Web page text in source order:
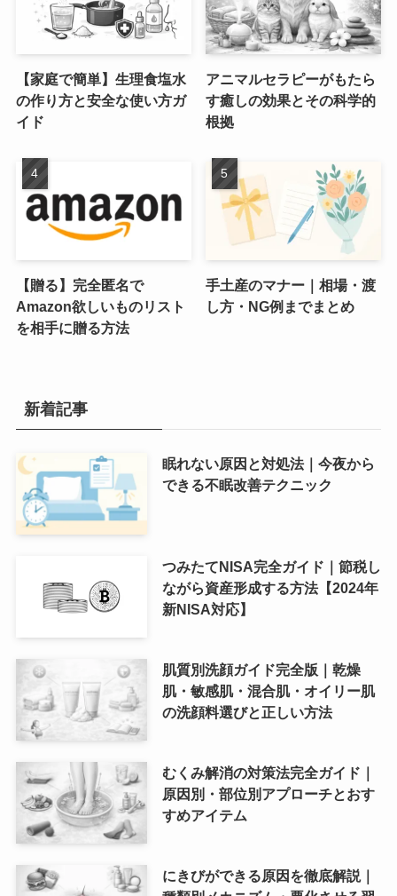
【家庭で簡単】生理食塩水
の作り方と安全な使い方ガ
イド
アニマルセラピーがもたら
す癒しの効果とその科学的
根拠
【贈る】完全匿名で
Amazon欲しいものリスト
を相手に贈る方法
手土産のマナー｜相場・渡
し方・NG例までまとめ
新着記事
眠れない原因と対処法｜今夜から
できる不眠改善テクニック
つみたてNISA完全ガイド｜節税し
ながら資産形成する方法【2024年
新NISA対応】
肌質別洗顔ガイド完全版｜乾燥
肌・敏感肌・混合肌・オイリー肌
の洗顔料選びと正しい方法
むくみ解消の対策法完全ガイド｜
原因別・部位別アプローチとおす
すめアイテム
にきびができる原因を徹底解説｜